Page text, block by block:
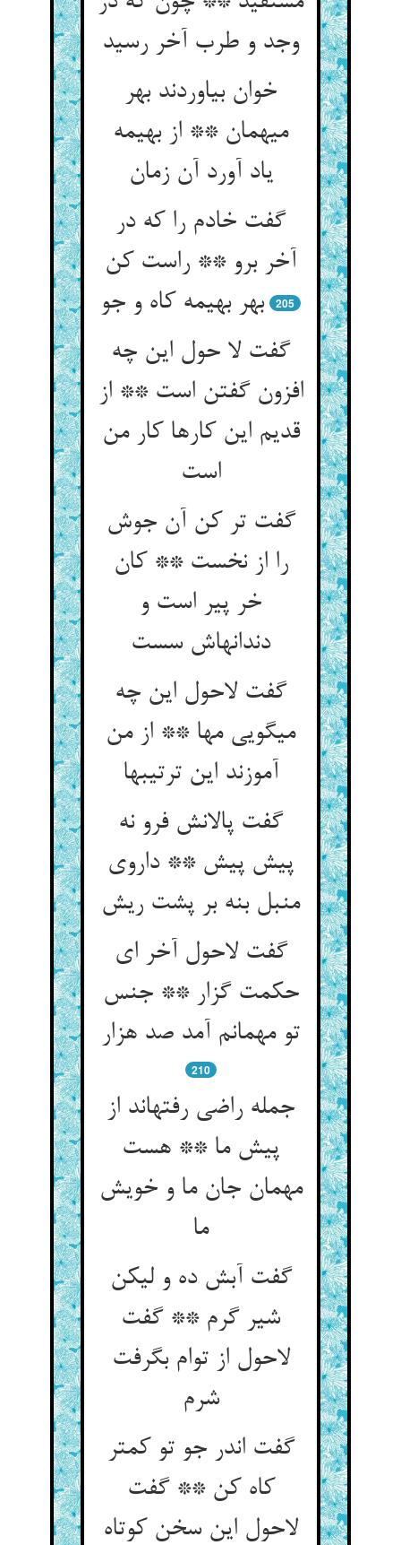
وجد و طرب آخر رسید
خوان بیاوردند بهر
میهمان ** از بهیمه
یاد آورد آن زمان‏
گفت خادم را که در
آخر برو ** راست کن
بهر بهیمه کاه و جو
205
گفت لا حول این چه
افزون گفتن است ** از
قدیم این کارها کار من
است‏
گفت تر کن آن جوش
را از نخست ** کان
خر پیر است و
دندانهاش سست‏
گفت لاحول این چه
می‏گویی مها ** از من
آموزند این ترتیبها
گفت پالانش فرو نه
پیش پیش ** داروی
منبل بنه بر پشت ریش‏
گفت لاحول آخر ای
حکمت گزار ** جنس
تو مهمانم آمد صد هزار
210
جمله راضی رفته‏اند از
پیش ما ** هست
مهمان جان ما و خویش
ما
گفت آبش ده و لیکن
شیر گرم ** گفت
لاحول از توام بگرفت
شرم‏
گفت اندر جو تو کمتر
کاه کن ** گفت
لاحول این سخن کوتاه